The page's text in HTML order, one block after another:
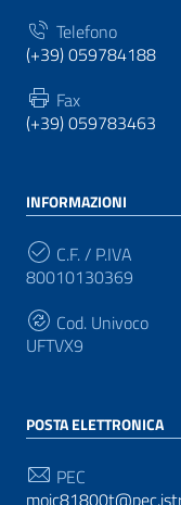
Telefono
(+39) 059784188
Fax
(+39) 059783463
INFORMAZIONI
C.F. / P.IVA
80010130369
Cod. Univoco
UFTVX9
POSTA ELETTRONICA
PEC